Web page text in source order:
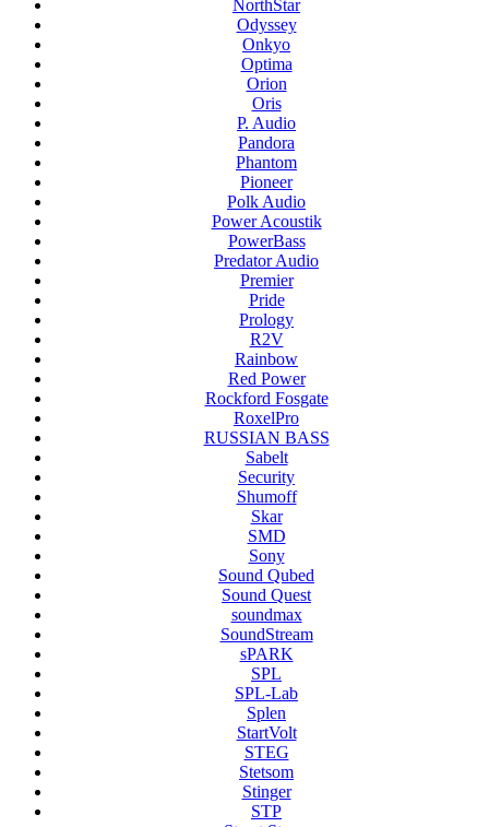
NorthStar
Odyssey
Onkyo
Optima
Orion
Oris
P. Audio
Pandora
Phantom
Pioneer
Polk Audio
Power Acoustik
PowerBass
Predator Audio
Premier
Pride
Prology
R2V
Rainbow
Red Power
Rockford Fosgate
RoxelPro
RUSSIAN BASS
Sabelt
Security
Shumoff
Skar
SMD
Sony
Sound Qubed
Sound Quest
soundmax
SoundStream
sPARK
SPL
SPL-Lab
Splen
StartVolt
STEG
Stetsom
Stinger
STP